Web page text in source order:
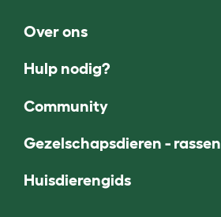
Over ons
Hulp nodig?
Community
Gezelschapsdieren - rassen
Huisdierengids